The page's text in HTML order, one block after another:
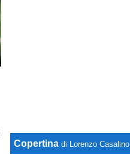
Copertina di Lorenzo Casalino